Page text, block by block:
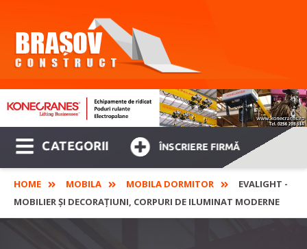
CATEGORII ÎNSCRIERE FIRMĂ
HOME MOBILA MOBILA DORMITOR
EVALIGHT -
MOBILIER ȘI DECORAȚIUNI, CORPURI DE ILUMINAT MODERNE